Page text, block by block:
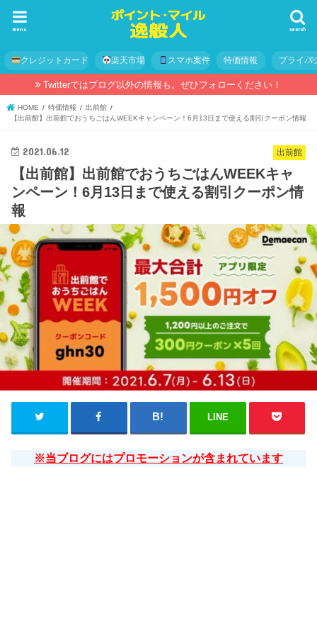
search
menu
クレジットカード 楽天市場 スマホ案件 特価情報 プライバ
Twitterではブログ以外の情報も。ぜひフォローください！
HOME 特価情報
出前館
【出前館】出前館でおうちごはんWEEKキャンペーン！6月13日まで使える割引クーポン情報
出前館
2021.06.12
【出前館】出前館でおうちごはんWEEKキャ
ンペーン！6月13日まで使える割引クーポン情
報
LINE
※当ブログにはプロモーションが含まれています